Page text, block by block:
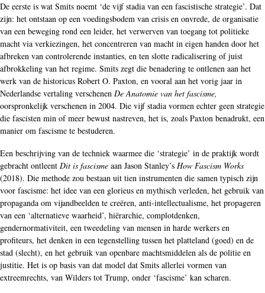
De eerste is wat Smits noemt ‘de vijf stadia van een fascistische strategie’. Dat
zijn: het ontstaan op een voedingsbodem van crisis en onvrede, de organisatie
van een beweging rond een leider, het verwerven van toegang tot politieke
macht via verkiezingen, het concentreren van macht in eigen handen door het
afbreken van controlerende instanties, en ten slotte radicalisering of juist
afbrokkeling van het regime. Smits zegt die benadering te ontlenen aan het
werk van de historicus Robert O. Paxton, en vooral aan het vorig jaar in
Nederlandse vertaling verschenen De Anatomie van het fascisme,
oorspronkelijk verschenen in 2004. Die vijf stadia vormen echter geen strategie
die fascisten min of meer bewust nastreven, het is, zoals Paxton benadrukt, een
manier om fascisme te bestuderen.
Een beschrijving van de techniek waarmee die ‘strategie’ in de praktijk wordt
gebracht ontleent Dit is fascisme aan Jason Stanley’s How Fascism Works
(2018). Die methode zou bestaan uit tien instrumenten die samen typisch zijn
voor fascisme: het idee van een glorieus en mythisch verleden, het gebruik van
propaganda om vijandbeelden te creëren, anti-intellectualisme, het propageren
van een ‘alternatieve waarheid’, hiërarchie, complotdenken,
gendernormativiteit, een tweedeling van mensen in harde werkers en
profiteurs, het denken in een tegenstelling tussen het platteland (goed) en de
stad (slecht), en het gebruik van openbare machtsmiddelen als de politie en
justitie. Het is op basis van dat model dat Smits allerlei vormen van
extreemrechts, van Wilders tot Trump, onder ‘fascisme’ kan scharen.